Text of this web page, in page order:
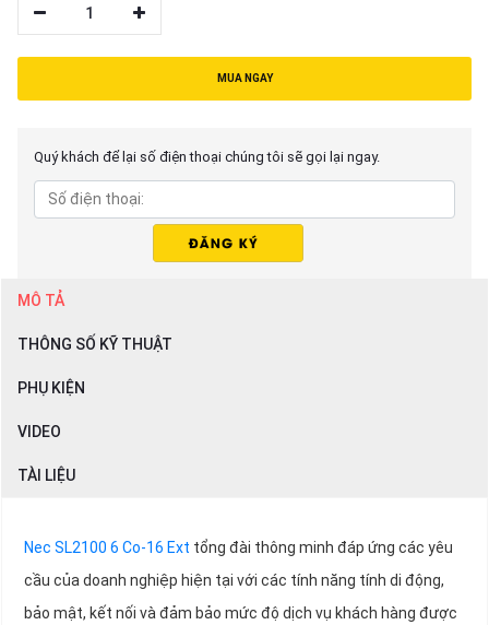
1
MUA NGAY
Quý khách để lại số điện thoại chúng tôi sẽ gọi lại ngay.
MÔ TẢ
THÔNG SỐ KỸ THUẬT
PHỤ KIỆN
VIDEO
TÀI LIỆU
Nec SL2100 6 Co-16 Ext tổng đài thông minh đáp ứng các yêu
cầu của doanh nghiệp hiện tại với các tính năng tính di động,
bảo mật, kết nối và đảm bảo mức độ dịch vụ khách hàng được